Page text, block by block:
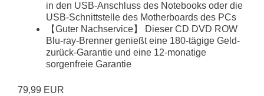
in den USB-Anschluss des Notebooks oder die
USB-Schnittstelle des Motherboards des PCs
【Guter Nachservice】 Dieser CD DVD ROW
Blu-ray-Brenner genießt eine 180-tägige Geld-
zurück-Garantie und eine 12-monatige
sorgenfreie Garantie
79,99 EUR